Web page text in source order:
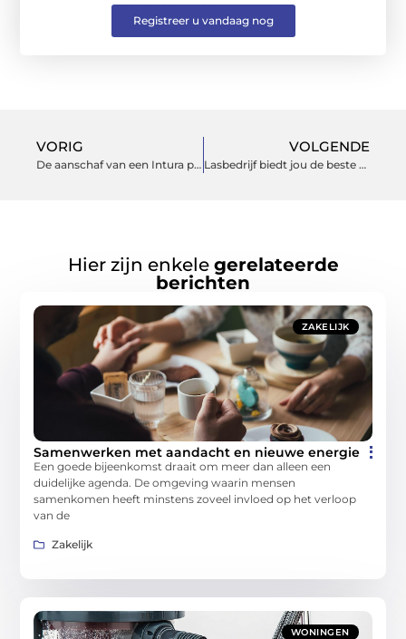
Registreer u vandaag nog
VORIG
De aanschaf van een Intura platdakraam
VOLGENDE
Lasbedrijf biedt jou de beste mogelijkheid
Hier zijn enkele gerelateerde
berichten
ZAKELIJK
Samenwerken met aandacht en nieuwe energie
Een goede bijeenkomst draait om meer dan alleen een
duidelijke agenda. De omgeving waarin mensen
samenkomen heeft minstens zoveel invloed op het verloop
van de
Zakelijk
WONINGEN